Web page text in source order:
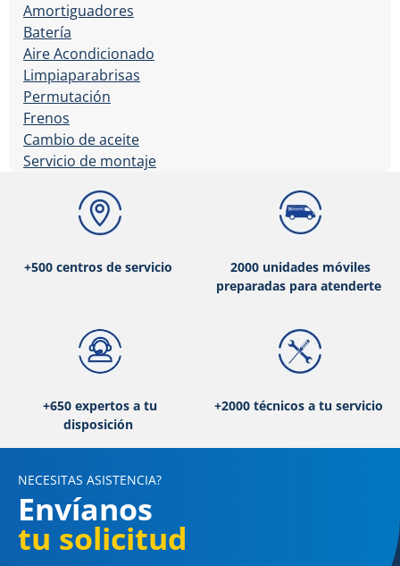
Amortiguadores
Batería
Aire Acondicionado
Limpiaparabrisas
Permutación
Frenos
Cambio de aceite
Servicio de montaje
+500 centros de servicio
2000 unidades móviles
preparadas para atenderte
+650 expertos a tu
disposición
+2000 técnicos a tu servicio
NECESITAS ASISTENCIA?
Envíanos
tu solicitud